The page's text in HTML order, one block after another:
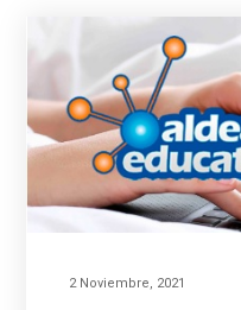
2 Noviembre, 2021